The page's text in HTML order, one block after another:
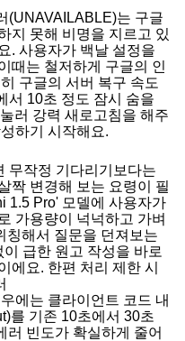
(UNAVAILABLE)는 구글
지 못해 비명을 지르고 있
. 사용자가 백날 설정을
때는 철저하게 구글의 인
구글의 서버 복구 속도
서 10초 정도 잠시 숨을
러 강력 새로고침을 해주
하기 시작해요.
무작정 기다리기보다는
짝 변경해 보는 요령이 필
1.5 Pro' 모델에 사용자가
가용량이 넉넉하고 가벼
칭해서 질문을 던져보는
급한 원고 작성을 바로
에요. 한편 처리 제한 시
에는 클라이언트 코드 내
를 기존 10초에서 30초
러 빈도가 확실하게 줄어